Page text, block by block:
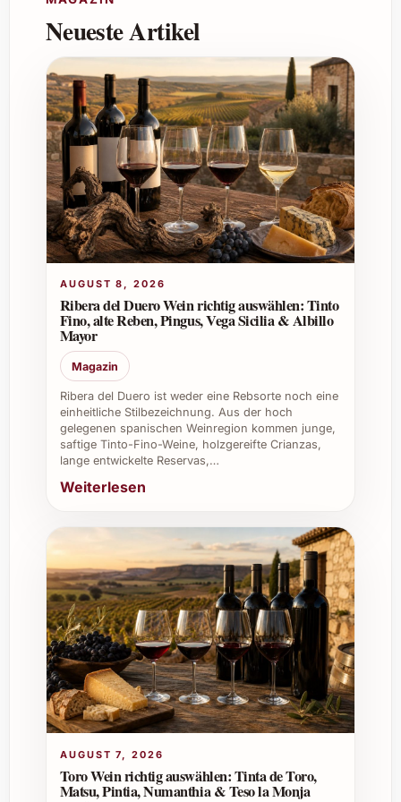
Welche Trinktemperatur wird empfohlen?
Eine Temperatur zwischen 7 und 10 °C bringt
die frischen, nussigen Noten und das feine
Mundgefühl am besten zur Geltung.
Kann Tradición Fino 12 Años auch als
Geschenk dienen?
Absolut, es ist ein geschätztes Geschenk für
Liebhaber edler Weine und ideal für festliche
Anlässe wie Geburtstage oder Firmenjubiläen.
Individuelle Tipps und Vorteile für den
Einsatz von Tradición Fino 12 Años
Private Anlässe
Perfekt für entspannte Sommerabende
mit Freunden, kombiniert mit kleinen
Wunderbare Ergänzung bei Weihnachts-
Ein geschätztes Geschenk für
Feinschmecker in der Familie
Berufliche Anlässe
Professioneller Aperitif bei Firmenevents
oder Business-Empfängen
Ideal für Caterings mit mediterranem
Thema
Ergänzt das Angebot von hochwertigen
Restaurants und Bars
Ein Highlight für den Weinkeller von
Gastronomen, die ihren Gästen
Neueste Artikel
AUGUST 8, 2026
Ribera del Duero Wein richtig auswählen: Tinto
Fino, alte Reben, Pingus, Vega Sicilia & Albillo
Mayor
Magazin
Ribera del Duero ist weder eine Rebsorte noch eine
einheitliche Stilbezeichnung. Aus der hoch
gelegenen spanischen Weinregion kommen junge,
saftige Tinto-Fino-Weine, holzgereifte Crianzas,
lange entwickelte Reservas,…
Weiterlesen
AUGUST 7, 2026
Toro Wein richtig auswählen: Tinta de Toro,
Matsu, Pintia, Numanthia & Teso la Monja